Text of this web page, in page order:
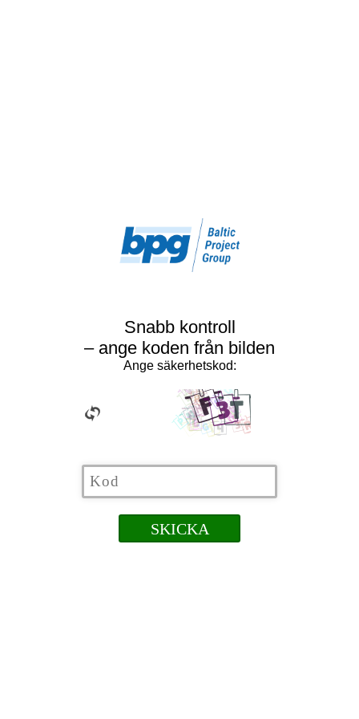
Snabb kontroll
– ange koden från bilden
Ange säkerhetskod: